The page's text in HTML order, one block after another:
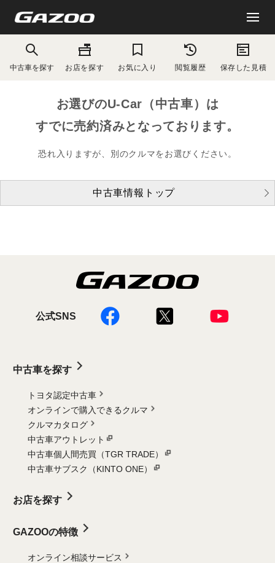
中古車を探す お店を探す お気に入り 閲覧履歴 保存した見積
お選びのU-Car（中古車）は
すでに売約済みとなっております。
恐れ入りますが、別のクルマをお選びください。
中古車情報トップ
公式SNS
中古車を探す
トヨタ認定中古車
オンラインで購入できるクルマ
クルマカタログ
中古車アウトレット
中古車個人間売買（TGR TRADE）
中古車サブスク（KINTO ONE）
お店を探す
GAZOOの特徴
オンライン相談サービス